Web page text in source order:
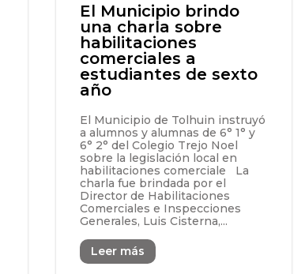
El Municipio brindo
una charla sobre
habilitaciones
comerciales a
estudiantes de sexto
año
El Municipio de Tolhuin instruyó
a alumnos y alumnas de 6° 1° y
6° 2° del Colegio Trejo Noel
sobre la legislación local en
habilitaciones comerciale La
charla fue brindada por el
Director de Habilitaciones
Comerciales e Inspecciones
Generales, Luis Cisterna,...
Leer más